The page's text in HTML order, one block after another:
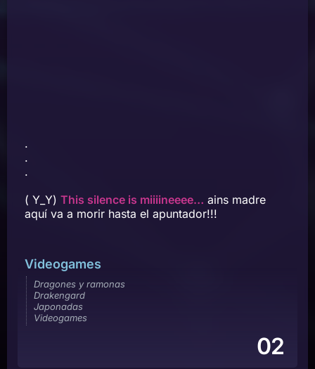
.
.
.
( Y_Y) This silence is miiiineeee… ains madre
aquí va a morir hasta el apuntador!!!
Videogames
Dragones y ramonas
Drakengard
Japonadas
Videogames
02